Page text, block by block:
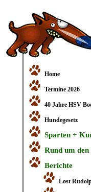
Home
Termine 2026
40 Jahre HSV
Hundegesetz
Sparten +
Rund um
Berichte
Lost